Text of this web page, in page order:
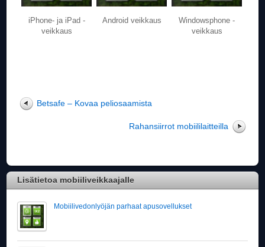
iPhone- ja iPad -
veikkaus
Android veikkaus
Windowsphone -
veikkaus
Betsafe – Kovaa peliosaamista
Rahansiirrot mobiililaitteilla
Lisätietoa mobiiliveikkaajalle
Mobiilivedonlyöjän parhaat apusovellukset